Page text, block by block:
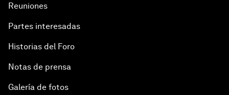
Reuniones
Partes interesadas
Historias del Foro
Notas de prensa
Galería de fotos